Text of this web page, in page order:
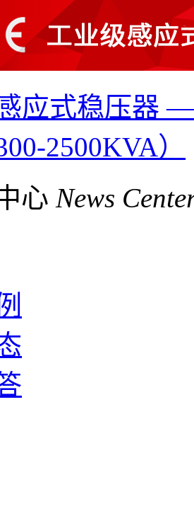
应式稳压器
2500KVA）
心 News